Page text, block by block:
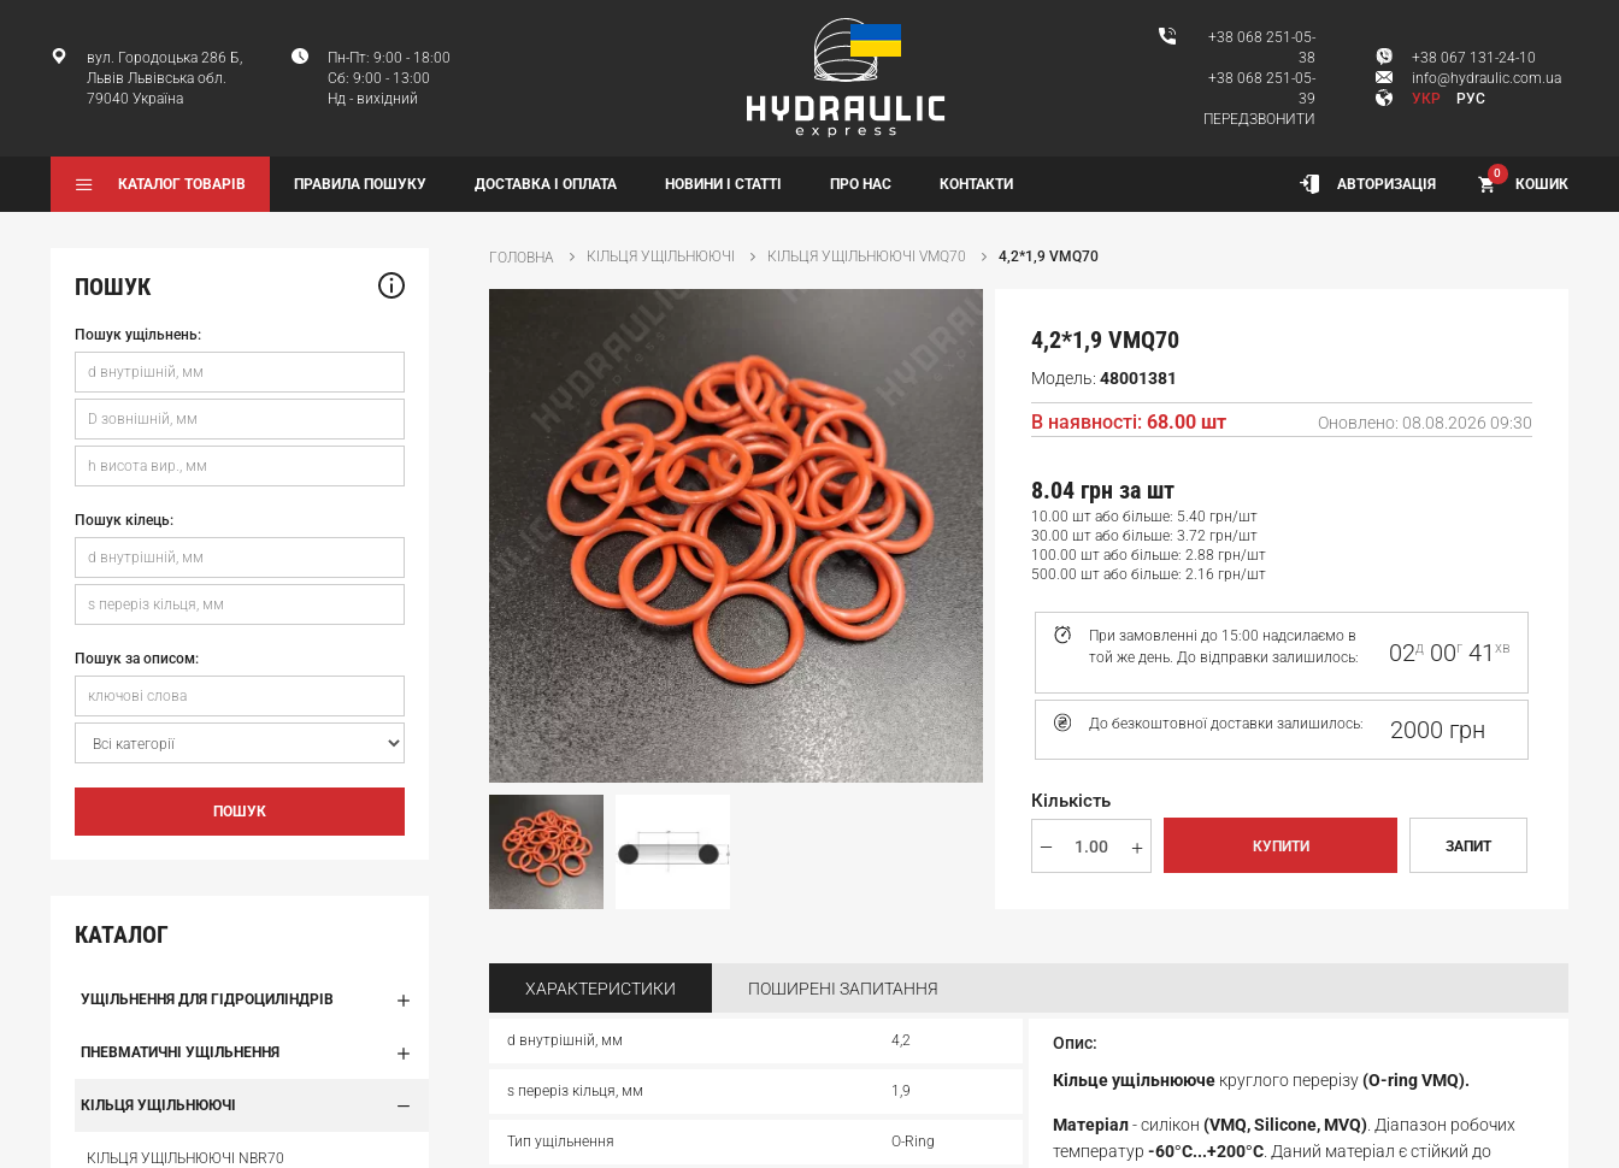
вул. Городоцька 286 Б,
Львів Львівська обл.
79040 Україна
Пн-Пт: 9:00 - 18:00
Сб: 9:00 - 13:00
Нд - вихідний
+38 068 251-05-
38
+38 068 251-05-
39
ПЕРЕДЗВОНИТИ
+38 067 131-24-10
info@hydraulic.com.ua
УКР
РУС
КАТАЛОГ ТОВАРІВ ПРАВИЛА ПОШУКУ ДОСТАВКА І ОПЛАТА НОВИНИ І СТАТТІ ПРО НАС КОНТАКТИ АВТОРИЗАЦІЯ КОШИК
0
ПОШУК
Пошук ущільнень:
Пошук кілець:
Пошук за описом:
ПОШУК
КАТАЛОГ
УЩІЛЬНЕННЯ ДЛЯ ГІДРОЦИЛІНДРІВ
ПНЕВМАТИЧНІ УЩІЛЬНЕННЯ
КІЛЬЦЯ УЩІЛЬНЮЮЧІ
КІЛЬЦЯ УЩІЛЬНЮЮЧІ NBR70
ГОЛОВНА КІЛЬЦЯ УЩІЛЬНЮЮЧІ КІЛЬЦЯ УЩІЛЬНЮЮЧІ VMQ70 4,2*1,9 VMQ70
4,2*1,9 VMQ70
Модель: 48001381
В наявності: 68.00 шт Оновлено: 08.08.2026 09:30
При замовленні до 15:00 надсилаємо в
той же день. До відправки залишилось:
02д 00г 41хв
До безкоштовної доставки залишилось: 2000 грн
8.04 грн за шт
10.00 шт або більше: 5.40 грн/шт
30.00 шт або більше: 3.72 грн/шт
100.00 шт або більше: 2.88 грн/шт
500.00 шт або більше: 2.16 грн/шт
Кількість
КУПИТИ ЗАПИТ
ХАРАКТЕРИСТИКИ ПОШИРЕНІ ЗАПИТАННЯ
d внутрішній, мм 4,2
s переріз кільця, мм 1,9
Тип ущільнення O-Ring
Опис:
Кільцеущільнююче круглого перерізу(O-ring VMQ).
Матеріал- силікон (VMQ, Silicone, MVQ) . Діапазон робочих
температур -60°С...+200°С . Даний матеріал є стійкий до